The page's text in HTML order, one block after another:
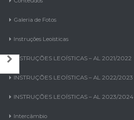
Galeria de Fotos
Instruções Leoísticas
INSTRUÇÕES LEOÍSTICAS – AL 2021/2022
INSTRUÇÕES LEOÍSTICAS – AL 2022/2023
INSTRUÇÕES LEOÍSTICAS – AL 2023/2024
Intercâmbio